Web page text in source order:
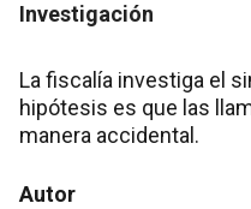
Investigación
La fiscalía investiga el
hipótesis es que las
manera accidental.
Autor